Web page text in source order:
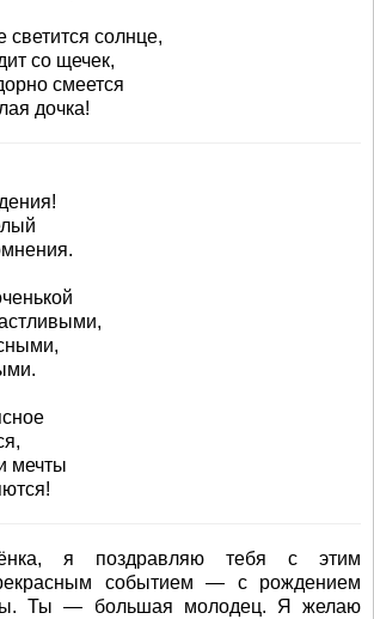
светится солнце,
со щечек,
смеется
дочка!
мечты
я поздравляю тебя с этим
событием — с рождением
Ты — большая молодец. Я желаю